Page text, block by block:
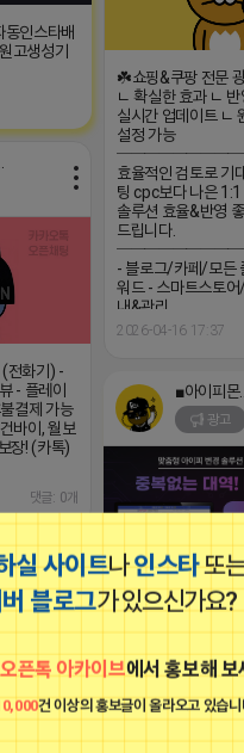
실 사이트나인스타또
블로그가 있으신가요?
오픈톡 아카이브에서 홍보해 보
건 이상의 홍보글이 올라오고 있습니
인스타배
고생성기
☘️쇼핑&쿠팡 전문
ㄴ 확실한 효과 ㄴ
실시간 업데이트 ㄴ
설정 가능
효율적인 검토로 기
팅 cpc보다 나은
솔루션 효율&반영
드립니다.
- 블로그/카페/모든
워드 - 스마트스토
내&관리
2026-04-16 17:37
(전화기) -
- 플레이
결제 가능
바이, 월보
장! (카톡)
댓글: 0개
■아이피몬스터■
광고
[아이피몬스터] 전국
2023-09-06 14:23:39
도